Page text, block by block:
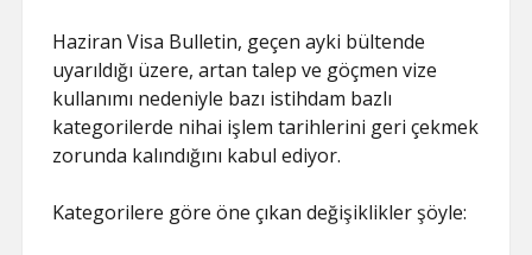
Haziran Visa Bulletin, geçen ayki bültende
uyarıldığı üzere, artan talep ve göçmen vize
kullanımı nedeniyle bazı istihdam bazlı
kategorilerde nihai işlem tarihlerini geri çekmek
zorunda kalındığını kabul ediyor.
Kategorilere göre öne çıkan değişiklikler şöyle: